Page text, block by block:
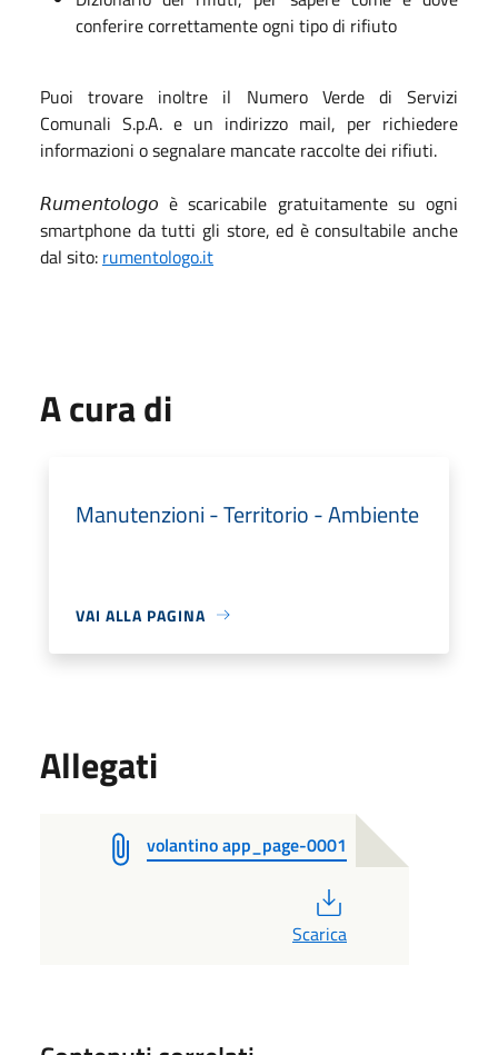
conferire correttamente ogni tipo di rifiuto
Puoi trovare inoltre il Numero Verde di Servizi
Comunali S.p.A. e un indirizzo mail, per richiedere
informazioni o segnalare mancate raccolte dei rifiuti.
𝘙𝘶𝘮𝘦𝘯𝘵𝘰𝘭𝘰𝘨𝘰 è scaricabile gratuitamente su ogni
smartphone da tutti gli store, ed è consultabile anche
dal sito: rumentologo.it
A cura di
Manutenzioni - Territorio - Ambiente
VAI ALLA PAGINA
Allegati
volantino app_page-0001
Scarica